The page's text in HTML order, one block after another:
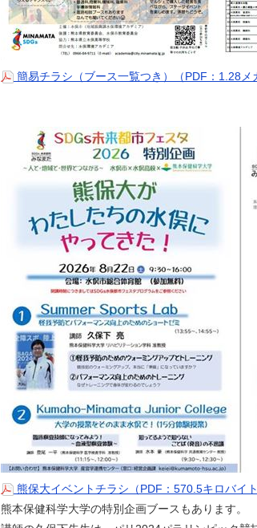
簡易チラシ（ブース一覧つき）（PDF：1.28メ
熊保大イベントチラシ（PDF：570.5キロバイ
熊本保健科学大学の特別企画ブースもあります。